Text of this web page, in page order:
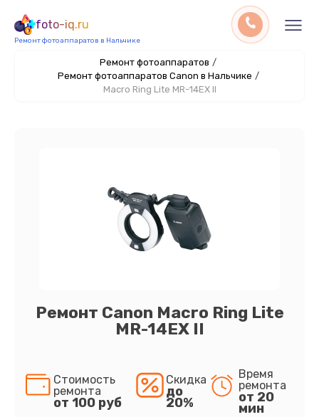
foto-iq.ru
Ремонт фотоаппаратов в Нальчике
Ремонт фотоаппаратов /
Ремонт фотоаппаратов Canon в Нальчике /
Macro Ring Lite MR-14EX II
Ремонт Canon Macro Ring Lite
MR-14EX II
Стоимость
ремонта
от 100 руб
Скидка
до
20%
Время
ремонта
от 20
мин